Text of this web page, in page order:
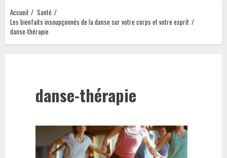
Accueil
Santé
Les bienfaits insoupçonnés de la danse sur votre corps et votre esprit
danse-thérapie
danse-thérapie